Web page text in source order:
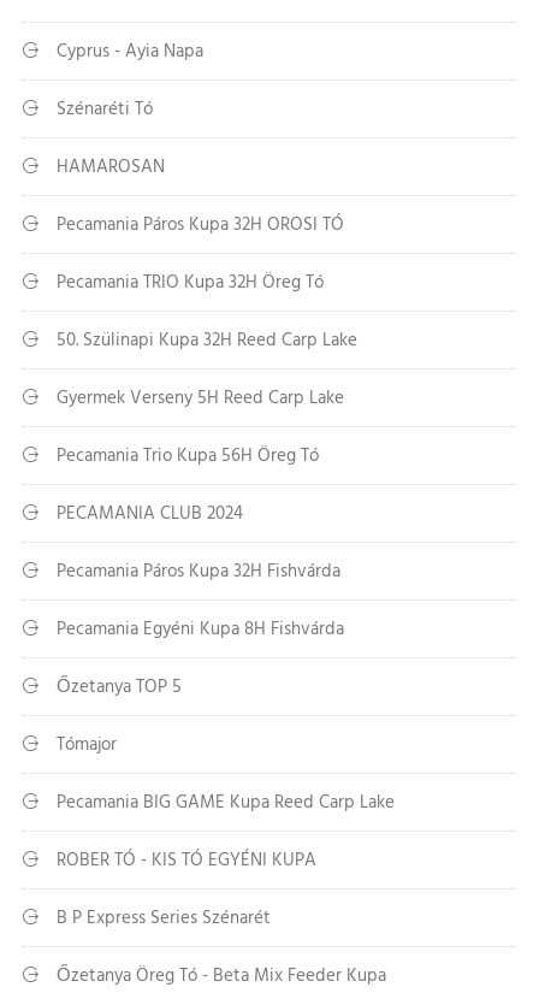
Cyprus - Ayia Napa
Szénaréti Tó
HAMAROSAN
Pecamania Páros Kupa 32H OROSI TÓ
Pecamania TRIO Kupa 32H Öreg Tó
50. Szülinapi Kupa 32H Reed Carp Lake
Gyermek Verseny 5H Reed Carp Lake
Pecamania Trio Kupa 56H Öreg Tó
PECAMANIA CLUB 2024
Pecamania Páros Kupa 32H Fishvárda
Pecamania Egyéni Kupa 8H Fishvárda
Őzetanya TOP 5
Tómajor
Pecamania BIG GAME Kupa Reed Carp Lake
ROBER TÓ - KIS TÓ EGYÉNI KUPA
B P Express Series Szénarét
Őzetanya Öreg Tó - Beta Mix Feeder Kupa